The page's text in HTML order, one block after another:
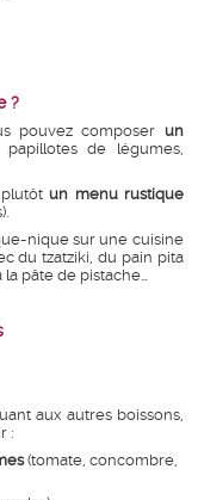
?
pouvez composer un
de légumes,
plutôtun menu rustique
nique sur une cuisine
du tzatziki, du pain pita
pâte de pistache…
aux autres boissons,
:
(tomate, concombre,